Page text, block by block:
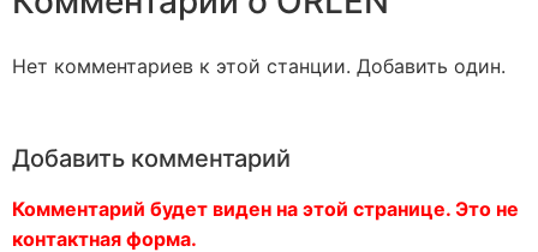
Нет комментариев к этой станции. Добавить один.
Добавить комментарий
Комментарий будет виден на этой странице. Это не
контактная форма.